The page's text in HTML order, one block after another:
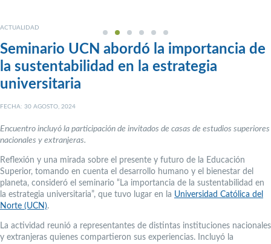
ACTUALIDAD
Seminario UCN abordó la importancia de
la sustentabilidad en la estrategia
universitaria
FECHA: 30 AGOSTO, 2024
Encuentro incluyó la participación de invitados de casas de estudios superiores
nacionales y extranjeras.
Reflexión y una mirada sobre el presente y futuro de la Educación
Superior, tomando en cuenta el desarrollo humano y el bienestar del
planeta, consideró el seminario “La importancia de la sustentabilidad en
la estrategia universitaria”, que tuvo lugar en la Universidad Católica del
Norte (UCN).
La actividad reunió a representantes de distintas instituciones nacionales
y extranjeras quienes compartieron sus experiencias. Incluyó la